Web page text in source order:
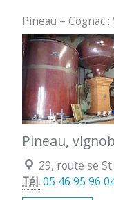
Pineau – Cognac :
Pineau,
Localisation :
29, route se
Tél.05 46 95 96